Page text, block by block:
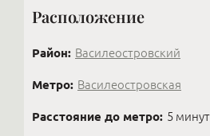
Расположение
Район: Василеостровский
Метро: Василеостровская
Расстояние до метро: 5